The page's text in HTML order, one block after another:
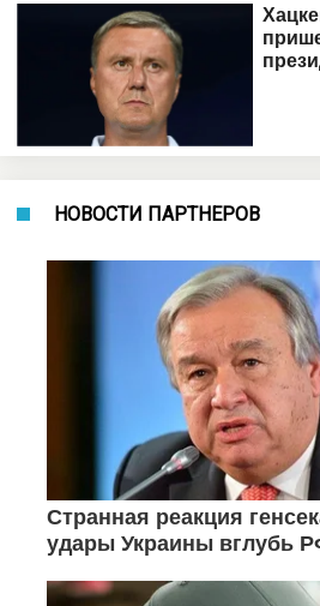
НОВОСТИ ПАРТНЕРОВ